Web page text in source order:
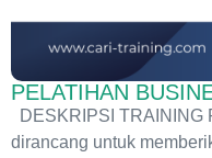
PELATIHAN
DESKRIPSI TRAINING
dirancang untuk